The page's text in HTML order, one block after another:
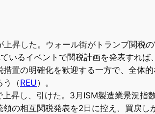
昇した。ウォール街がトランプ関税
いるイベントで関税計画を発表すれ
置の明確化を歓迎する一方で、全体
う（REU）。
昇し、引けた。3月ISM製造業景況指
の相互関税発表を2日に控え、買戻し